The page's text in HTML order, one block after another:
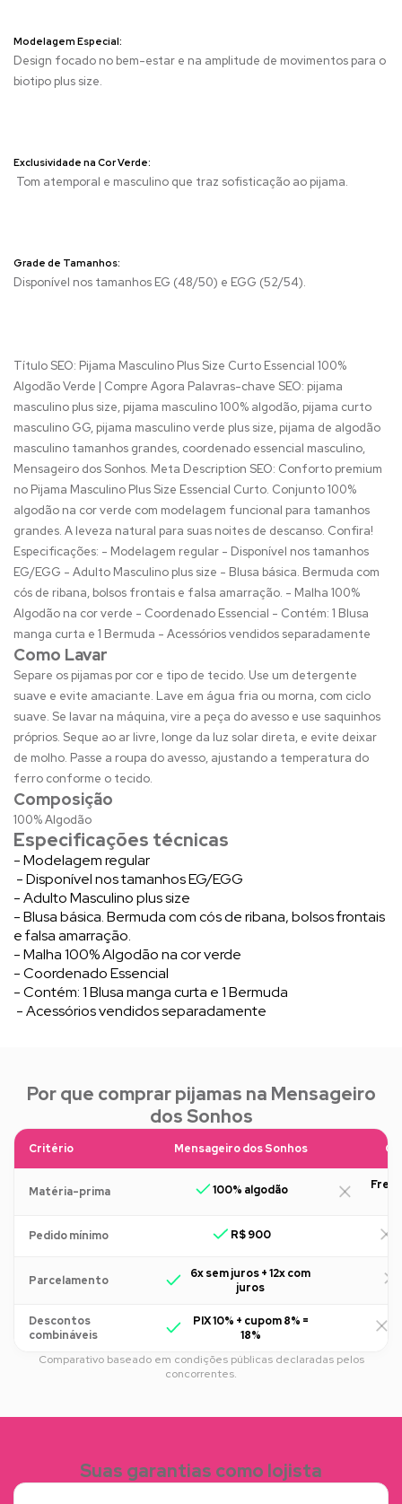
Modelagem Especial:
Design focado no bem-estar e na amplitude de movimentos para o
biotipo plus size.
Exclusividade na Cor Verde:
Tom atemporal e masculino que traz sofisticação ao pijama.
Grade de Tamanhos:
Disponível nos tamanhos EG (48/50) e EGG (52/54).
Título SEO: Pijama Masculino Plus Size Curto Essencial 100%
Algodão Verde | Compre Agora Palavras-chave SEO: pijama
masculino plus size, pijama masculino 100% algodão, pijama curto
masculino GG, pijama masculino verde plus size, pijama de algodão
masculino tamanhos grandes, coordenado essencial masculino,
Mensageiro dos Sonhos. Meta Description SEO: Conforto premium
no Pijama Masculino Plus Size Essencial Curto. Conjunto 100%
algodão na cor verde com modelagem funcional para tamanhos
grandes. A leveza natural para suas noites de descanso. Confira!
Especificações: - Modelagem regular - Disponível nos tamanhos
EG/EGG - Adulto Masculino plus size - Blusa básica. Bermuda com
cós de ribana, bolsos frontais e falsa amarração. - Malha 100%
Algodão na cor verde - Coordenado Essencial - Contém: 1 Blusa
manga curta e 1 Bermuda - Acessórios vendidos separadamente
Como Lavar
Separe os pijamas por cor e tipo de tecido. Use um detergente
suave e evite amaciante. Lave em água fria ou morna, com ciclo
suave. Se lavar na máquina, vire a peça do avesso e use saquinhos
próprios. Seque ao ar livre, longe da luz solar direta, e evite deixar
de molho. Passe a roupa do avesso, ajustando a temperatura do
ferro conforme o tecido.
Composição
100% Algodão
Especificações técnicas
- Modelagem regular
- Disponível nos tamanhos EG/EGG
- Adulto Masculino plus size
- Blusa básica. Bermuda com cós de ribana, bolsos frontais
e falsa amarração.
- Malha 100% Algodão na cor verde
- Coordenado Essencial
- Contém: 1 Blusa manga curta e 1 Bermuda
- Acessórios vendidos separadamente
Por que comprar pijamas na Mensageiro
dos Sonhos
Critério Mensageiro dos Sonhos
Matéria-prima 100% algodão
Pedido mínimo R$ 900
Parcelamento
6x sem juros + 12x com
juros
Descontos
combináveis
PIX 10% + cupom 8% =
18%
Comparativo baseado em condições públicas declaradas pelos
concorrentes.
Suas garantias como lojista